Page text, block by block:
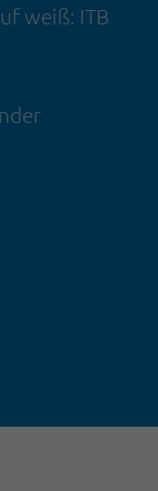
weiß: ITB